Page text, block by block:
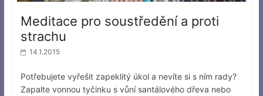
Meditace pro soustředění a proti
strachu
14.1.2015
Potřebujete vyřešit zapeklitý úkol a nevíte si s ním rady?
Zapalte vonnou tyčinku s vůní santálového dřeva nebo